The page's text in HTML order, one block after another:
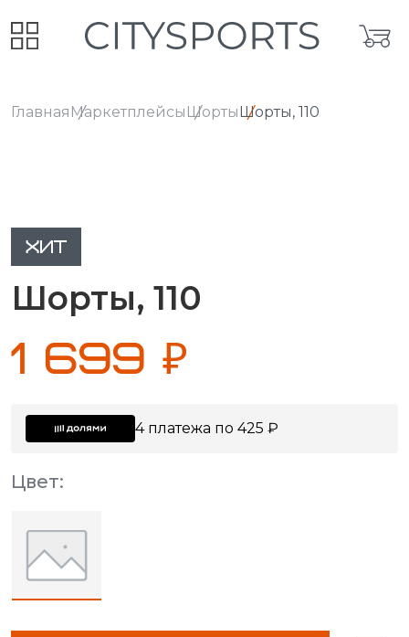
Главная Маркетплейсы ШортыШорты, 110
ХИТ
Шорты, 110
1 699 ₽
4 платежа по 425 ₽
Цвет: